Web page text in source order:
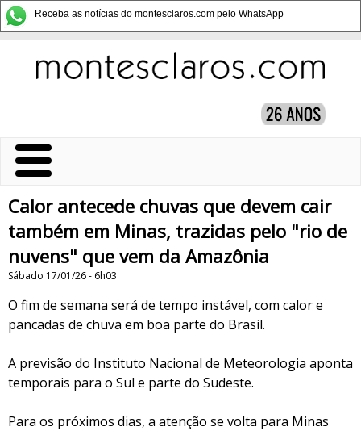
Receba as notícias do montesclaros.com pelo WhatsApp
Calor antecede chuvas que devem cair
também em Minas, trazidas pelo "rio de
nuvens" que vem da Amazônia
Sábado 17/01/26 - 6h03
O fim de semana será de tempo instável, com calor e
pancadas de chuva em boa parte do Brasil.
A previsão do Instituto Nacional de Meteorologia aponta
temporais para o Sul e parte do Sudeste.
Para os próximos dias, a atenção se volta para Minas